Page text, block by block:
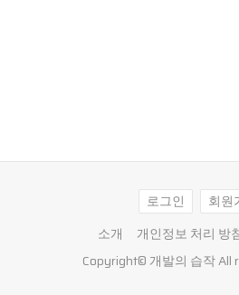
로그인
회원
소개
개인정보 처리 방
Copyright© 개발의 습작All